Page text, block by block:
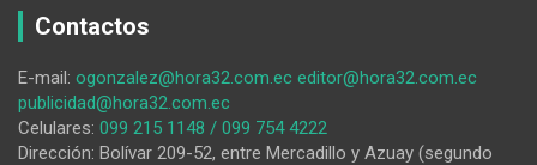
Integridad
Contactos
E-mail: ogonzalez@hora32.com.ec editor@hora32.com.ec
publicidad@hora32.com.ec
Celulares: 099 215 1148 / 099 754 4222
Dirección: Bolívar 209-52, entre Mercadillo y Azuay (segundo